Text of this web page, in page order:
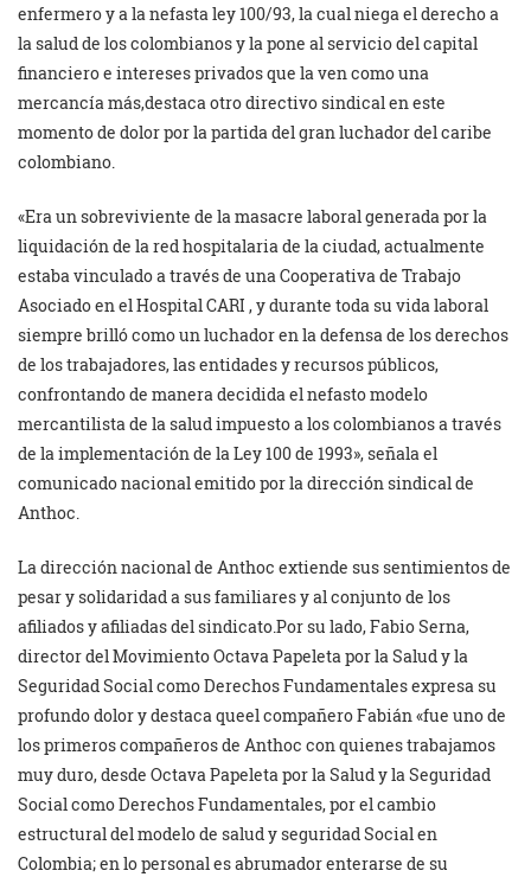
enfermero y a la nefasta ley 100/93, la cual niega el derecho a
la salud de los colombianos y la pone al servicio del capital
financiero e intereses privados que la ven como una
mercancía más,destaca otro directivo sindical en este
momento de dolor por la partida del gran luchador del caribe
colombiano.
«Era un sobreviviente de la masacre laboral generada por la
liquidación de la red hospitalaria de la ciudad, actualmente
estaba vinculado a través de una Cooperativa de Trabajo
Asociado en el Hospital CARI , y durante toda su vida laboral
siempre brilló como un luchador en la defensa de los derechos
de los trabajadores, las entidades y recursos públicos,
confrontando de manera decidida el nefasto modelo
mercantilista de la salud impuesto a los colombianos a través
de la implementación de la Ley 100 de 1993», señala el
comunicado nacional emitido por la dirección sindical de
Anthoc.
La dirección nacional de Anthoc extiende sus sentimientos de
pesar y solidaridad a sus familiares y al conjunto de los
afiliados y afiliadas del sindicato.Por su lado, Fabio Serna,
director del Movimiento Octava Papeleta por la Salud y la
Seguridad Social como Derechos Fundamentales expresa su
profundo dolor y destaca queel compañero Fabián «fue uno de
los primeros compañeros de Anthoc con quienes trabajamos
muy duro, desde Octava Papeleta por la Salud y la Seguridad
Social como Derechos Fundamentales, por el cambio
estructural del modelo de salud y seguridad Social en
Colombia; en lo personal es abrumador enterarse de su